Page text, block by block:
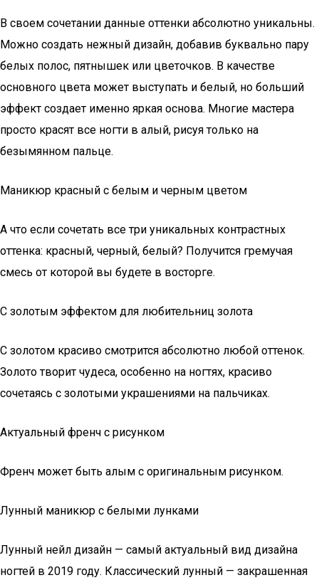
В своем сочетании данные оттенки абсолютно уникальны.
Можно создать нежный дизайн, добавив буквально пару
белых полос, пятнышек или цветочков. В качестве
основного цвета может выступать и белый, но больший
эффект создает именно яркая основа. Многие мастера
просто красят все ногти в алый, рисуя только на
безымянном пальце.
Маникюр красный с белым и черным цветом
А что если сочетать все три уникальных контрастных
оттенка: красный, черный, белый? Получится гремучая
смесь от которой вы будете в восторге.
С золотым эффектом для любительниц золота
С золотом красиво смотрится абсолютно любой оттенок.
Золото творит чудеса, особенно на ногтях, красиво
сочетаясь с золотыми украшениями на пальчиках.
Актуальный френч с рисунком
Френч может быть алым с оригинальным рисунком.
Лунный маникюр с белыми лунками
Лунный нейл дизайн — самый актуальный вид дизайна
ногтей в 2019 году. Классический лунный — закрашенная